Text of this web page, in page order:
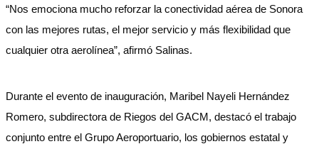
“Nos emociona mucho reforzar la conectividad aérea de Sonora
con las mejores rutas, el mejor servicio y más flexibilidad que
cualquier otra aerolínea”, afirmó Salinas.
Durante el evento de inauguración, Maribel Nayeli Hernández
Romero, subdirectora de Riegos del GACM, destacó el trabajo
conjunto entre el Grupo Aeroportuario, los gobiernos estatal y